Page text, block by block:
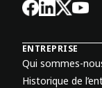
ENTREPRISE
Qui sommes-
Historique de